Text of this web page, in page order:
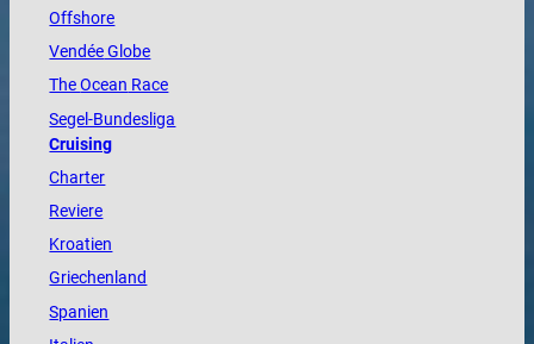
Offshore
VendéeGlobe
TheOcean Race
Segel-Bundesliga
Cruising
Charter
Reviere
Kroatien
Griechenland
Spanien